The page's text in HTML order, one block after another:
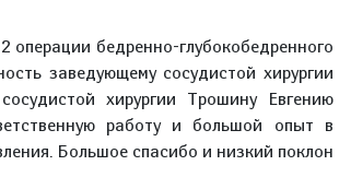
бедренно-глубокобедренного
заведующему сосудистой хирургии
хирургии Трошину Евгению
работу и большой опыт в
Большое спасибо и низкий поклон